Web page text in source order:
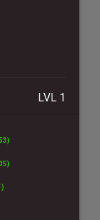
LVL 1